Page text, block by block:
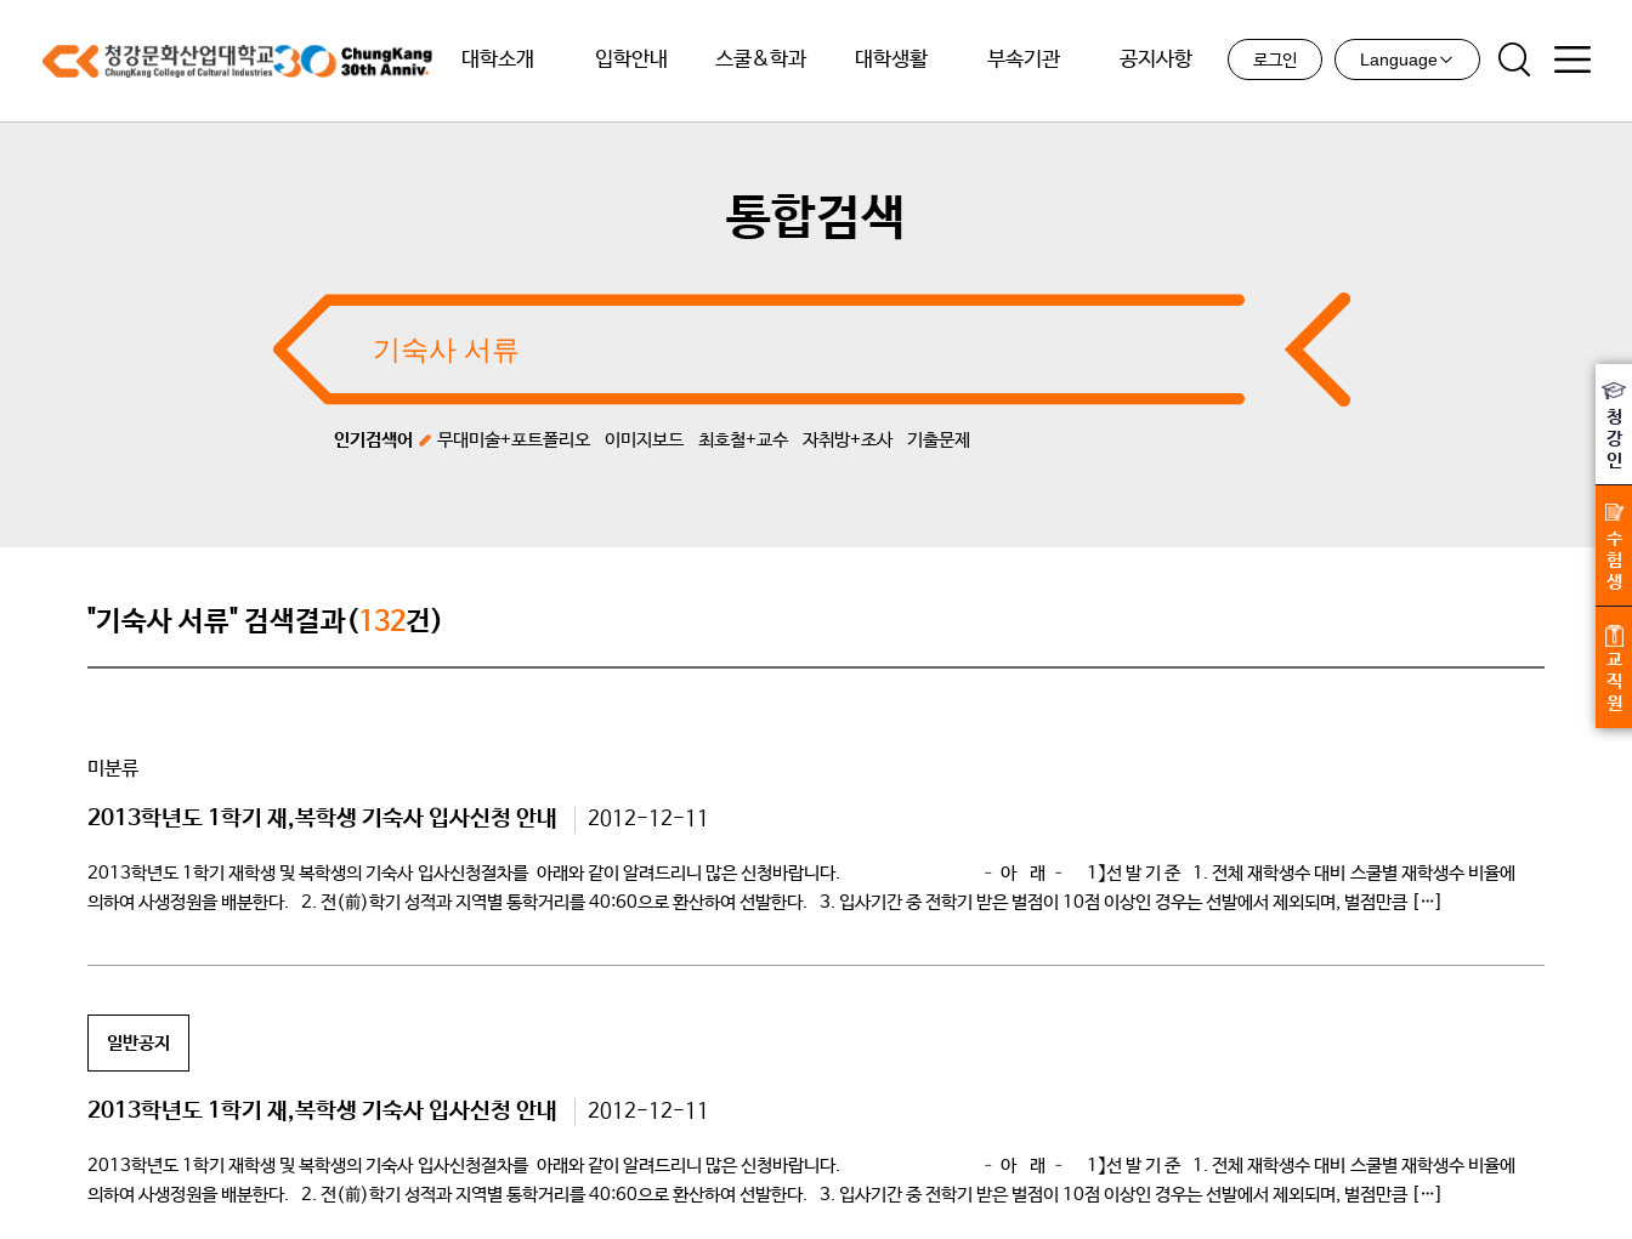
대학소개 입학안내 스쿨&학과 대학생활 부속기관 공지사항 로그인 Language
통합검색
인기검색어 무대미술+포트폴리오 이미지보드 최호철+교수 자취방+조사 기출문제
"기숙사 서류" 검색결과(132건)
미분류
2013학년도 1학기 재,복학생 기숙사 입사신청 안내 2012-12-11
2013학년도 1학기 재학생 및 복학생의 기숙사 입사신청절차를 아래와 같이 알려드리니 많은 신청바랍니다. – 아 래 – 1】선 발 기 준 1. 전체 재학생수 대비 스쿨별 재학생수 비율에
의하여 사생정원을 배분한다. 2. 전(前)학기 성적과 지역별 통학거리를 40:60으로 환산하여 선발한다. 3. 입사기간 중 전학기 받은 벌점이 10점 이상인 경우는 선발에서 제외되며, 벌점만큼 […]
일반공지
2013학년도 1학기 재,복학생 기숙사 입사신청 안내 2012-12-11
2013학년도 1학기 재학생 및 복학생의 기숙사 입사신청절차를 아래와 같이 알려드리니 많은 신청바랍니다. – 아 래 – 1】선 발 기 준 1. 전체 재학생수 대비 스쿨별 재학생수 비율에
의하여 사생정원을 배분한다. 2. 전(前)학기 성적과 지역별 통학거리를 40:60으로 환산하여 선발한다. 3. 입사기간 중 전학기 받은 벌점이 10점 이상인 경우는 선발에서 제외되며, 벌점만큼 […]
청
강
인
수
험
생
교
직
원